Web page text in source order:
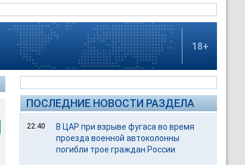
18+
ПОСЛЕДНИЕ НОВОСТИ РАЗДЕЛА
22:40
В ЦАР при взрыве фугаса во время
проезда военной автоколонны
погибли трое граждан России